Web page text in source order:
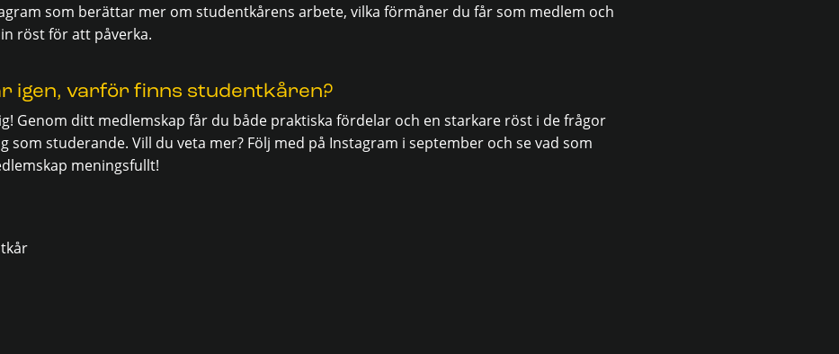
som berättar mer om studentkårens arbete, vilka förmåner du får som medlem och
röst för att påverka.
igen, varför finns studentkåren?
Genom ditt medlemskap får du både praktiska fördelar och en starkare röst i de frågor
som studerande. Vill du veta mer? Följ med på Instagram i september och se vad som
meningsfullt!